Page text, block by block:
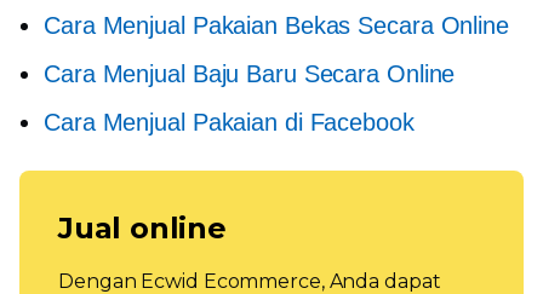
Cara Menjual Pakaian Bekas Secara Online
Cara Menjual Baju Baru Secara Online
Cara Menjual Pakaian di Facebook
Jual online
Dengan Ecwid Ecommerce, Anda dapat